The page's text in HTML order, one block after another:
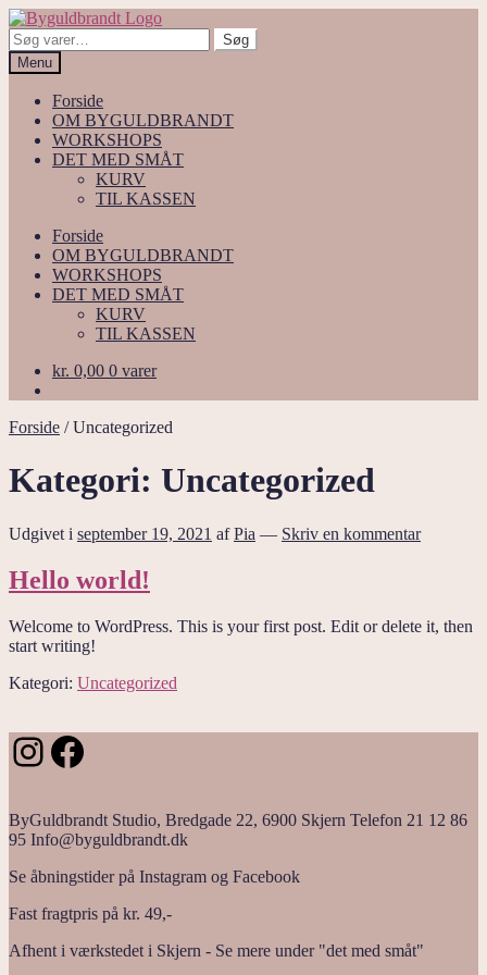
Spring
til
navigation
Spring
til
indhold
Søg
efter:
Søg
Menu
Forside
OM BYGULDBRANDT
WORKSHOPS
DET MED SMÅT
KURV
TIL KASSEN
Forside
OM BYGULDBRANDT
WORKSHOPS
DET MED SMÅT
KURV
TIL KASSEN
kr. 0,00 0 varer
Forside /Uncategorized
Kategori: Uncategorized
Udgivet i september 19, 2021 afPia — Skriv en kommentar
Hello world!
Welcome to WordPress. This is your first post. Edit or delete it, then
start writing!
Kategori: Uncategorized
Instagram
Facebook
ByGuldbrandt Studio, Bredgade 22, 6900 Skjern Telefon 21 12 86
95 Info@byguldbrandt.dk
Se åbningstider på Instagram og Facebook
Fast fragtpris på kr. 49,-
Afhent i værkstedet i Skjern - Se mere under "det med småt"